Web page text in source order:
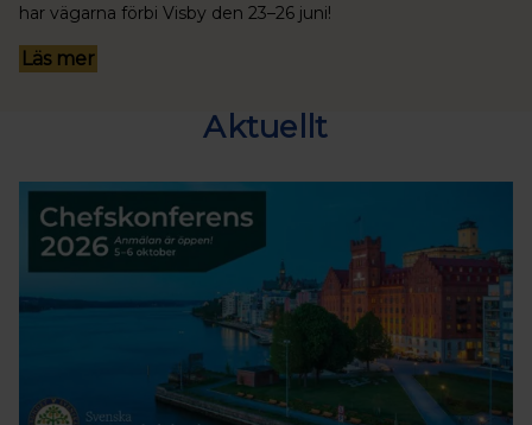
har vägarna förbi Visby den 23–26 juni!
Läs mer
Aktuellt